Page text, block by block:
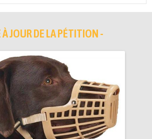
À JOUR DE LA PÉTITION -